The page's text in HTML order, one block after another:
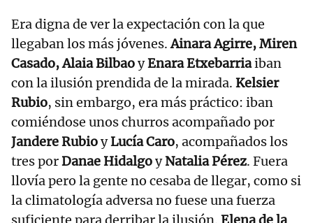
Era digna de ver la expectación con la que
llegaban los más jóvenes.Ainara Agirre, Miren
Casado, Alaia BilbaoyEnara Etxebarriaiban
con la ilusión prendida de la mirada. Kelsier
Rubio, sin embargo, era más práctico: iban
comiéndose unos churros acompañado por
Jandere RubioyLucía Caro, acompañados los
tres porDanae HidalgoyNatalia Pérez. Fuera
llovía pero la gente no cesaba de llegar, como si
la climatología adversa no fuese una fuerza